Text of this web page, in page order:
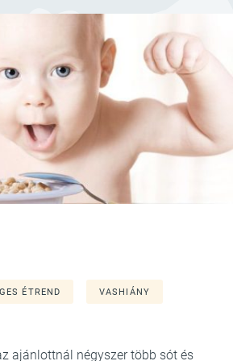
ÉTREND VASHIÁNY
ajánlottnál négyszer több sót és